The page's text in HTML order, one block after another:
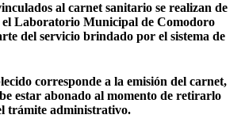
al carnet sanitario se realizan de
Laboratorio Municipal de Comodoro
del servicio brindado por el sistema de
corresponde a la emisión del carnet,
estar abonado al momento de retirarlo
trámite administrativo.